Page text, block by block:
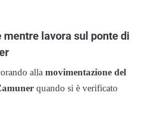
mentre lavora sul ponte di
alla movimentazione del
quando si è verificato